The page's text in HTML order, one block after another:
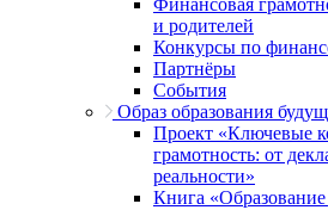
Финансовая
и родителей
Конкурсы по
Партнёры
События
Образ образования
Проект «Ключевые
грамотность: от
реальности»
Книга